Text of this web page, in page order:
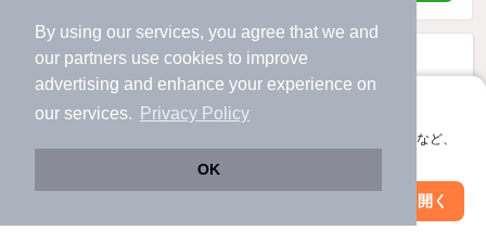
By using our services, you agree that we and
our partners use cookies to improve
advertising and enhance your experience on
our services.
Privacy Policy
OK
アプリに切り替えて、サクサクお部屋探し
会員登録なしですぐ使える。マップ検索やお気に入り保存など、
アプリを開く
絞り込み条件を変更